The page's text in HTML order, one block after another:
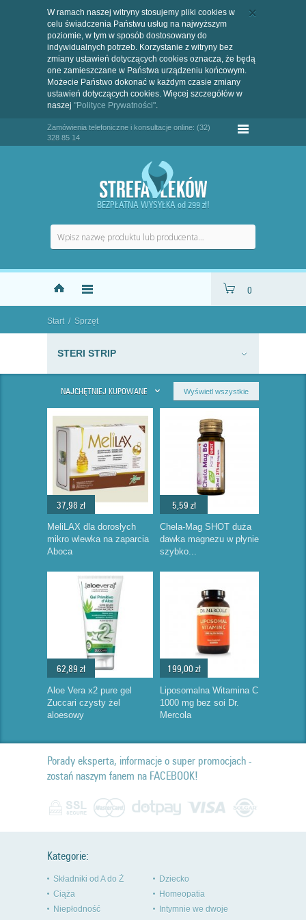
W ramach naszej witryny stosujemy pliki cookies w
celu świadczenia Państwu usług na najwyższym
poziomie, w tym w sposób dostosowany do
indywidualnych potrzeb. Korzystanie z witryny bez
zmiany ustawień dotyczących cookies oznacza, że będą
one zamieszczane w Państwa urządzeniu końcowym.
Możecie Państwo dokonać w każdym czasie zmiany
ustawień dotyczących cookies. Więcej szczegółów w
naszej "Polityce Prywatności".
Zamówienia telefoniczne i konsultacje online: (32)
328 85 14
BEZPŁATNA WYSYŁKA od 299 zł!
0
Start / Sprzęt
STERI STRIP
NAJCHĘTNIEJ KUPOWANE Wyświetl wszystkie
37,98 zł
MeliLAX dla dorosłych
mikro wlewka na zaparcia
Aboca
5,59 zł
Chela-Mag SHOT duża
dawka magnezu w płynie
szybko...
62,89 zł
Aloe Vera x2 pure gel
Zuccari czysty żel
aloesowy
199,00 zł
Liposomalna Witamina C
1000 mg bez soi Dr.
Mercola
Porady eksperta, informacje o super promocjach -
zostań naszym fanem na FACEBOOK!
Kategorie:
Składniki od A do Ż
Ciąża
Niepłodność
Dziecko
Homeopatia
Intymnie we dwoje